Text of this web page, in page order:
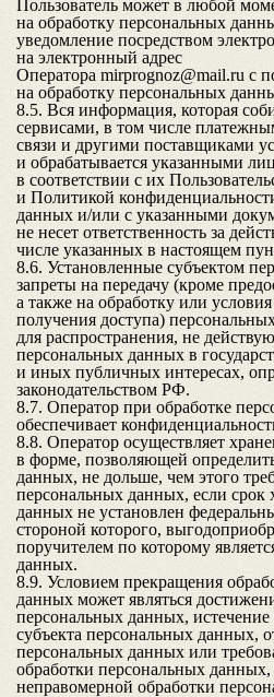
Пользователь может в любой
на обработку персональных
уведомление посредством
на электронный адрес
Оператора mirprognoz@mail.ru с
на обработку персональных
8.5. Вся информация, которая
сервисами, в том числе
связи и другими поставщиками
и обрабатывается указанными
в соответствии с их
и Политикой
данных и/или с указанными
не несет ответственность за
числе указанных в настоящем
8.6. Установленные субъектом
запреты на передачу (кроме
а также на обработку или
получения доступа)
для распространения, не
персональных данных в
и иных публичных интересах,
законодательством РФ.
8.7. Оператор при обработке
обеспечивает
8.8. Оператор осуществляет
в форме, позволяющей
данных, не дольше, чем этого
персональных данных, если срок
данных не установлен
стороной которого,
поручителем по которому
данных.
8.9. Условием прекращения
данных может являться
персональных данных, истечение
субъекта персональных данных,
персональных данных или
обработки персональных
неправомерной обработки